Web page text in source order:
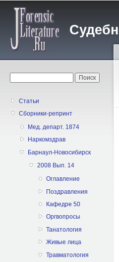
Статьи
Сборники-репринт
Мед. департ. 1874
Наркомздрав
Барнаул-Новосибирск
2008 Вып. 14
Оглавление
Поздравления
Кафедре 50
Оргвопросы
Танатология
Живые лица
Травматология